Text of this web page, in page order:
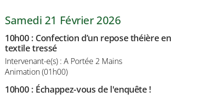
Samedi 21 Février 2026
10h00: Confection d’un repose théière en
textile tressé
Intervenant-e(s) : A Portée 2 Mains
Animation (01h00)
10h00: Échappez-vous de l'enquête !